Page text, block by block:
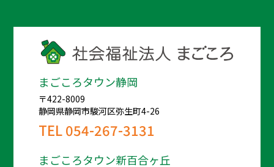
まごころタウン静岡
〒422-8009
静岡県静岡市駿河区弥生町4-26
TEL054-267-3131
まごころタウン新百合ヶ丘